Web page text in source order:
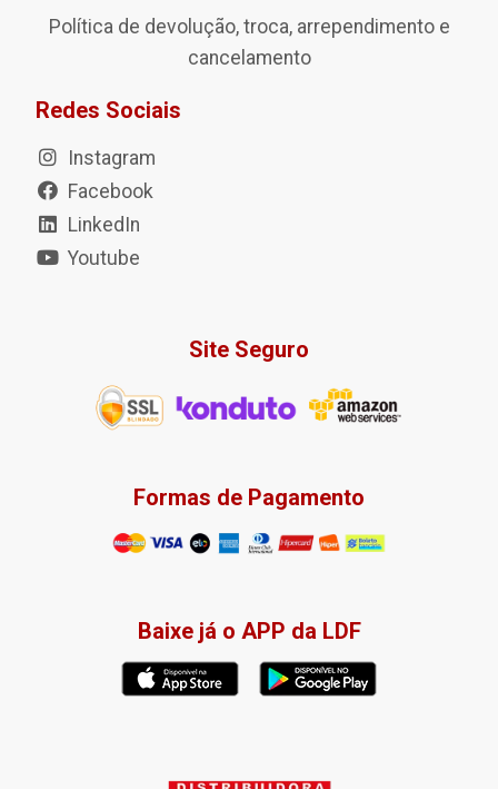
Política de devolução, troca, arrependimento e
cancelamento
Redes Sociais
Instagram
Facebook
LinkedIn
Youtube
Site Seguro
Formas de Pagamento
Baixe já o APP da LDF